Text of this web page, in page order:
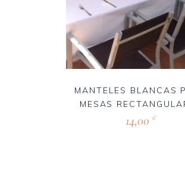
MANTELES BLANCAS
MESAS
14,00 €